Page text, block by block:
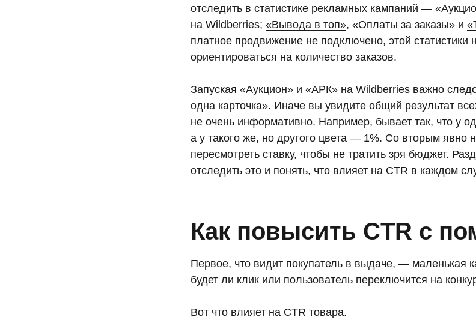
отследить в статистике рекламных кампаний —
на Wildberries; «Вывода в топ», «Оплаты за заказы» и
платное продвижение не подключено, этой статистики
ориентироваться на количество заказов.
Запуская «Аукцион» и «АРК» на Wildberries важно
одна карточка». Иначе вы увидите общий результат
не очень информативно. Например, бывает так, что у
а у такого же, но другого цвета — 1%. Со вторым явно
пересмотреть ставку, чтобы не тратить зря бюджет.
отследить это и понять, что влияет на CTR в каждом
Как повысить CTR с
Первое, что видит покупатель в выдаче, — маленькая
будет ли клик или пользователь переключится на
Вот что влияет на CTR товара.